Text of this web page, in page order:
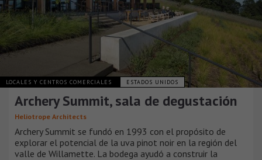
LOCALES Y CENTROS COMERCIALES ESTADOS UNIDOS
Archery Summit, sala de degustación
Heliotrope Architects
Archery Summit se fundó en 1993 con el propósito de
explorar el potencial de la uva pinot noir en la región del
valle de Willamette. La bodega ayudó a construir la